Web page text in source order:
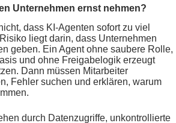
Unternehmen ernst nehmen?
dass KI-Agenten sofort zu viel
liegt darin, dass Unternehmen
geben. Ein Agent ohne saubere Rolle,
und ohne Freigabelogik erzeugt
Dann müssen Mitarbeiter
Fehler suchen und erklären, warum
durch Datenzugriffe, unkontrollierte